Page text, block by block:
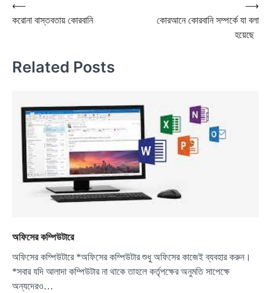
Post
navigation
⟵
করোনা বাস্তবতায় কোরবানি
কোরআনে কোরবানি সম্পর্কে যা বলা
হয়েছে
⟶
Related Posts
অফিসের কম্পিউটারে
অফিসের কম্পিউটারে *অফিসের কম্পিউটার শুধু অফিসের কাজেই ব্যবহার করুন।
*সবার যদি আলাদা কম্পিউটার না থাকে তাহলে কর্তৃপক্ষের অনুমতি সাপেক্ষে
অন্যদেরও…